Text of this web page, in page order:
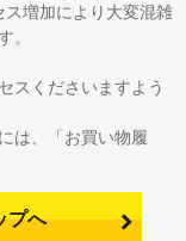
ス増加により大変混雑
。
スくださいますよう
は、「お買い物履
プへ